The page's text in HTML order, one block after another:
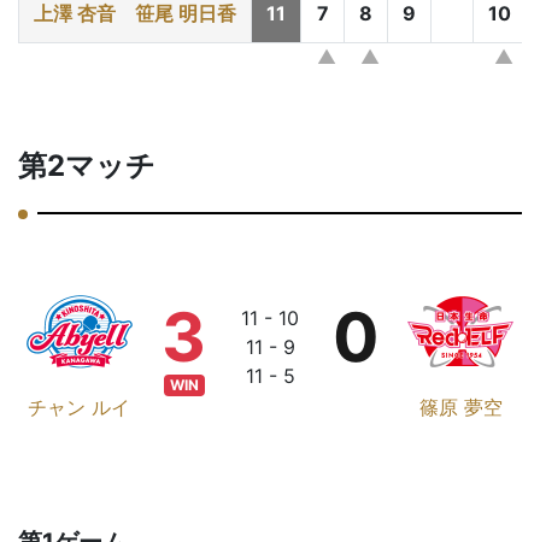
上澤 杏音 笹尾 明日香 11 7 8 9 10
第2マッチ
チャン ルイ
3
WIN
11 - 10
11 - 9
11 - 5
篠原 夢空
0